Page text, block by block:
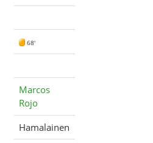
68'
Marcos
Rojo
Hamalainen